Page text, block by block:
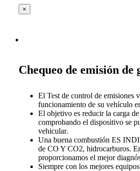
×
Chequeo de emisión de
El Test de control de emisiones
funcionamiento de su vehículo
El objetivo es reducir la carga
comprobando el dispositivo se
vehicular.
Una buena combustión ES
de CO Y CO2, hidrocarburos.
proporcionamos el mejor
Siempre con los mejores